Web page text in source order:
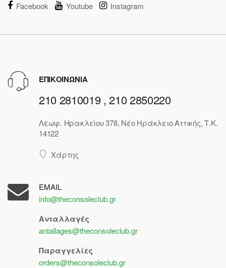
Facebook Youtube Instagram
ΕΠΙΚΟΙΝΩΝΙΑ
210 2810019 , 210 2850220
Λεωφ. Ηρακλείου 378, Νέο Ηράκλειο Αττικής, Τ.Κ.
14122
Χάρτης
EMAIL
info@theconsoleclub.gr
Ανταλλαγές
antallages@theconsoleclub.gr
Παραγγελίες
orders@theconsoleclub.gr